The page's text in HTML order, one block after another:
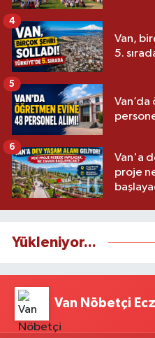
Van,
5.
4
5
Van'a
proje
6
Yükleniyor...
Van Nöbetçi